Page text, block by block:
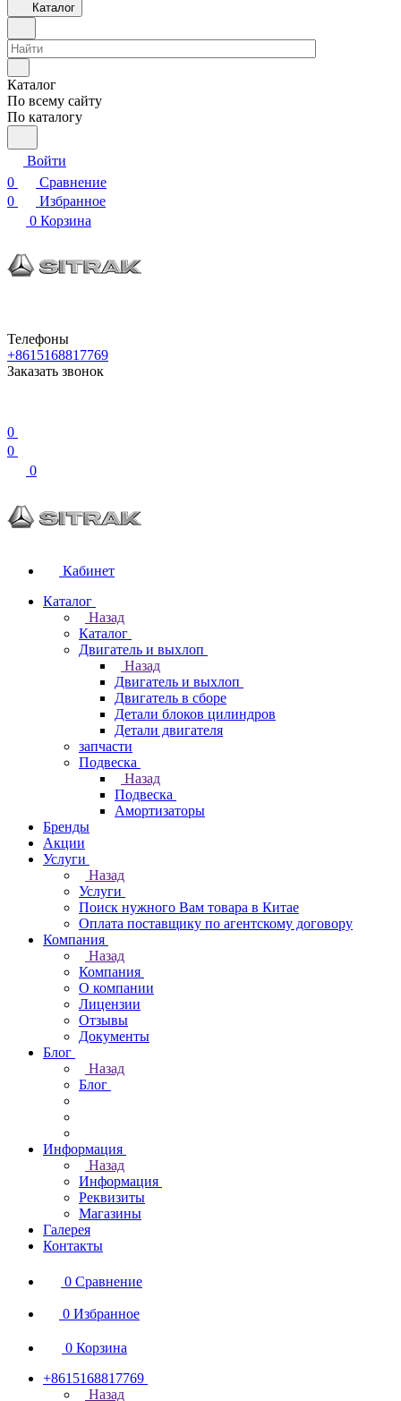
Каталог
Каталог
По всему сайту
По каталогу
Войти
0
Сравнение
0
Избранное
0 Корзина
Телефоны
+8615168817769
Заказать звонок
0
0
0
Кабинет
Каталог
Назад
Каталог
Двигатель и выхлоп
Назад
Двигатель и выхлоп
Двигатель в сборе
Детали блоков цилиндров
Детали двигателя
запчасти
Подвеска
Назад
Подвеска
Амортизаторы
Бренды
Акции
Услуги
Назад
Услуги
Поиск нужного Вам товара в Китае
Оплата поставщику по агентскому договору
Компания
Назад
Компания
О компании
Лицензии
Отзывы
Документы
Блог
Назад
Блог
Информация
Назад
Информация
Реквизиты
Магазины
Галерея
Контакты
0 Сравнение
0 Избранное
0 Корзина
+8615168817769
Назад